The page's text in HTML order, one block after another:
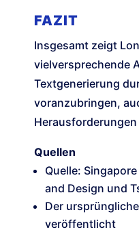
FAZIT
Insgesamt zeigt
vielversprechende
Textgenerierung
voranzubringen,
Quellen
Quelle:
and Design und
Der
veröffentlicht